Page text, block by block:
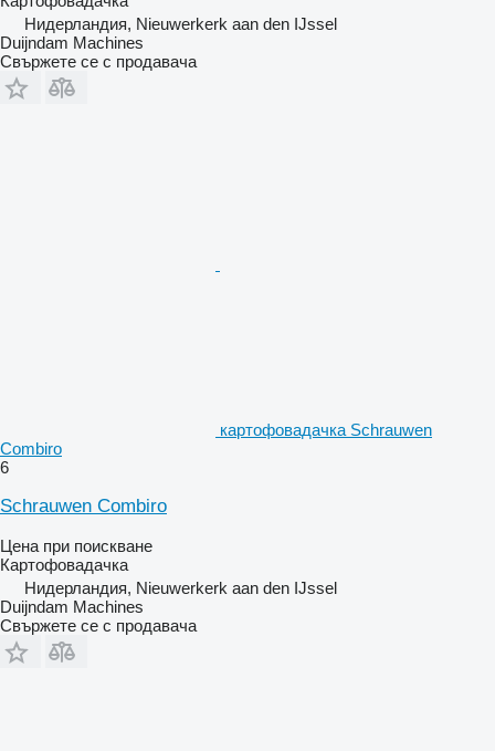
Нидерландия, Nieuwerkerk aan den IJssel
Duijndam Machines
Свържете се с продавача
картофовадачка Schrauwen
Combiro
6
Schrauwen Combiro
Цена при поискване
Картофовадачка
Нидерландия, Nieuwerkerk aan den IJssel
Duijndam Machines
Свържете се с продавача